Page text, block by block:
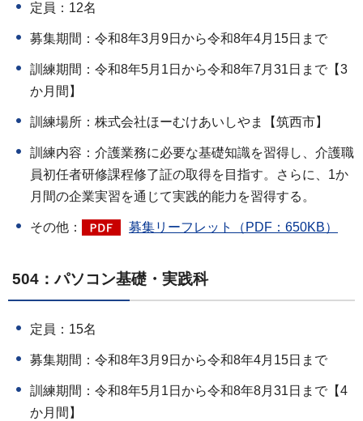
定員：12名
募集期間：令和8年3月9日から令和8年4月15日まで
訓練期間：令和8年5月1日から令和8年7月31日まで【3
か月間】
訓練場所：株式会社ほーむけあいしやま【筑西市】
訓練内容：介護業務に必要な基礎知識を習得し、介護職
員初任者研修課程修了証の取得を目指す。さらに、1か
月間の企業実習を通じて実践的能力を習得する。
その他： 募集リーフレット（PDF：650KB）
504：パソコン基礎・実践科
定員：15名
募集期間：令和8年3月9日から令和8年4月15日まで
訓練期間：令和8年5月1日から令和8年8月31日まで【4
か月間】